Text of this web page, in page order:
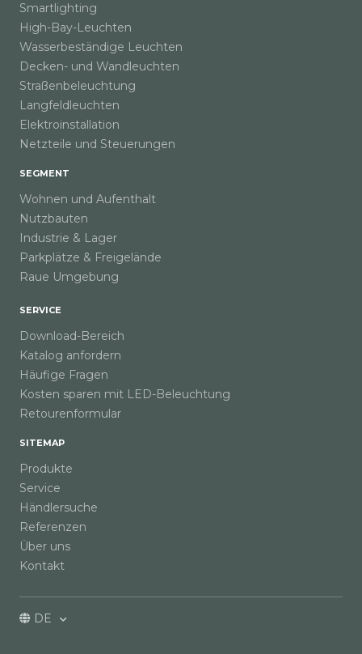
Smartlighting
High-Bay-Leuchten
Wasserbeständige Leuchten
Decken- und Wandleuchten
Straßenbeleuchtung
Langfeldleuchten
Elektroinstallation
Netzteile und Steuerungen
SEGMENT
Wohnen und Aufenthalt
Nutzbauten
Industrie & Lager
Parkplätze & Freigelände
Raue Umgebung
SERVICE
Download-Bereich
Katalog anfordern
Häufige Fragen
Kosten sparen mit LED-Beleuchtung
Retourenformular
SITEMAP
Produkte
Service
Händlersuche
Referenzen
Über uns
Kontakt
DE